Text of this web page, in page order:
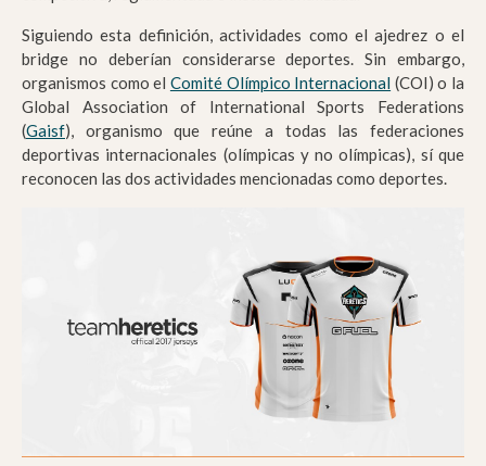
Siguiendo esta definición, actividades como el ajedrez o el
bridge no deberían considerarse deportes. Sin embargo,
organismos como el Comité Olímpico Internacional (COI) o la
Global Association of International Sports Federations
(Gaisf), organismo que reúne a todas las federaciones
deportivas internacionales (olímpicas y no olímpicas), sí que
reconocen las dos actividades mencionadas como deportes.